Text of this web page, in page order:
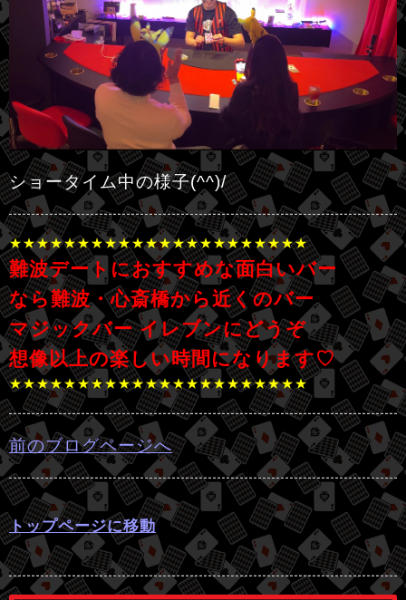
ショータイム中の様子(^^)/
★★★★★★★★★★★★★★★★★★★★★★
難波デートにおすすめな面白いバー
なら難波・心斎橋から近くのバー
マジックバー イレブンにどうぞ
想像以上の楽しい時間になります♡
★★★★★★★★★★★★★★★★★★★★★★
前のブログページへ
トップページに移動